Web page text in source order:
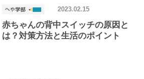
赤ちゃんの背中スイッチの原因と
は？対策方法と生活のポイント
2023.02.15